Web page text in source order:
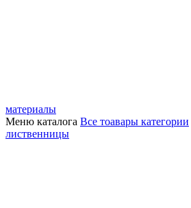
материалы
Меню каталога Все тоавары категории
лиственницы